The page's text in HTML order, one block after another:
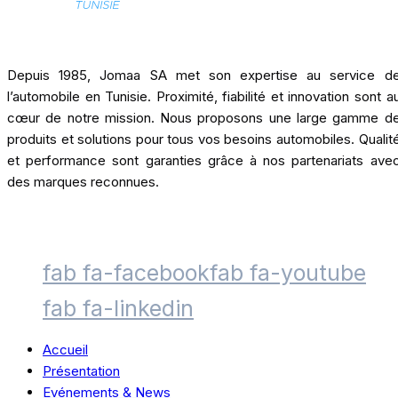
Depuis 1985, Jomaa SA met son expertise au service
l’automobile en Tunisie. Proximité, fiabilité et innovation sont
cœur de notre mission. Nous proposons une large gamme
produits et solutions pour tous vos besoins automobiles.
et performance sont garanties grâce à nos partenariats
des marques reconnues.
fab fa-facebookfab fa-youtube
fab fa-linkedin
Accueil
Présentation
Evénements & News